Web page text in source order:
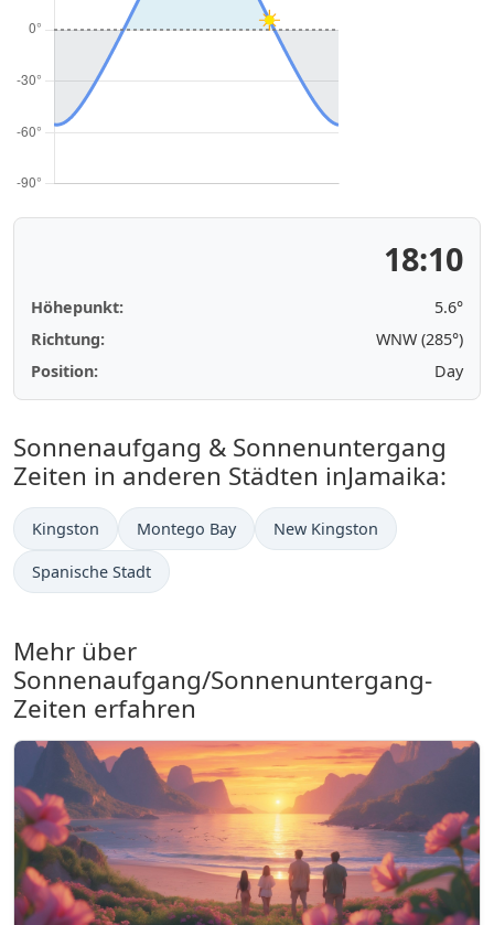
18:10
Höhepunkt:
5.6°
Richtung:
WNW (285°)
Position:
Day
Sonnenaufgang & Sonnenuntergang
Zeiten in anderen Städten inJamaika:
Kingston Montego Bay New Kingston
Spanische Stadt
Mehr über
Sonnenaufgang/Sonnenuntergang-
Zeiten erfahren